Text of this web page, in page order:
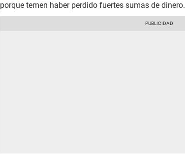
porque temen haber perdido fuertes sumas de dinero.